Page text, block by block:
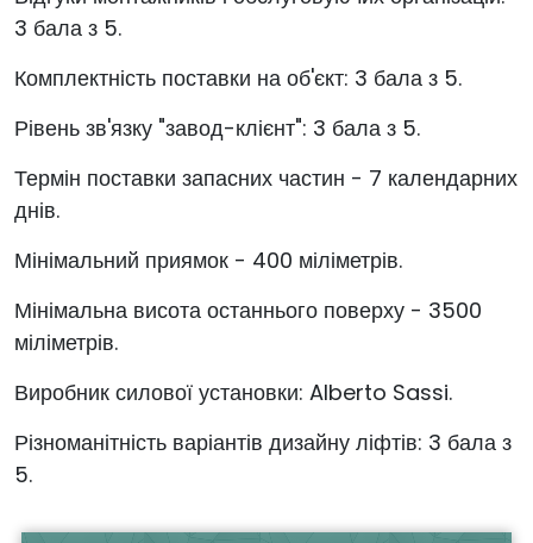
3 бала з 5.
Комплектність поставки на об'єкт: 3 бала з 5.
Рівень зв'язку "завод-клієнт": 3 бала з 5.
Термін поставки запасних частин - 7 календарних
днів.
Мінімальний приямок - 400 міліметрів.
Мінімальна висота останнього поверху - 3500
міліметрів.
Виробник силової установки: Alberto Sassi.
Різноманітність варіантів дизайну ліфтів: 3 бала з
5.